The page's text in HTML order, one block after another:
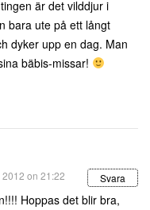
är det vilddjur i
bara ute på ett långt
dyker upp en dag. Man
bäbis-missar!
2012 on 21:22 Svara
Hoppas det blir bra,